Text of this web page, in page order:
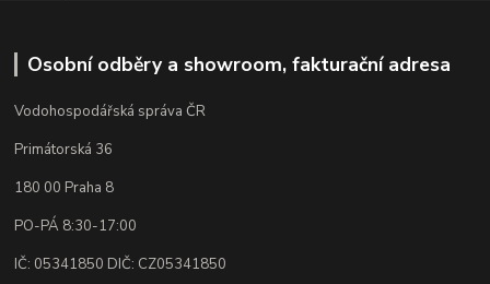
Osobní odběry a showroom, fakturační adresa
Vodohospodářská správa ČR
Primátorská 36
180 00 Praha 8
PO-PÁ 8:30-17:00
IČ: 05341850 DIČ: CZ05341850